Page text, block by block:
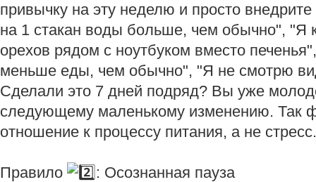
привычку на эту неделю и просто
на 1 стакан воды больше, чем обычно", "Я
орехов рядом с ноутбуком вместо
меньше еды, чем обычно", "Я не смотрю
Сделали это 7 дней подряд? Вы уже
следующему маленькому изменению. Так
отношение к процессу питания, а не стресс.
Правило
: Осознанная пауза